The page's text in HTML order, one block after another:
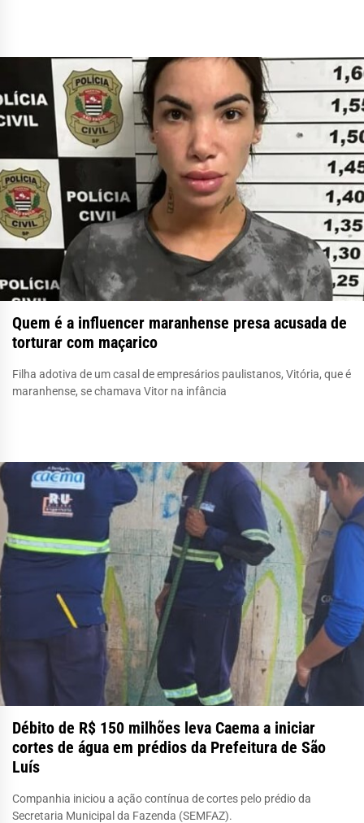
Quem é a influencer maranhense presa acusada de
torturar com maçarico
Filha adotiva de um casal de empresários paulistanos, Vitória, que é
maranhense, se chamava Vitor na infância
Débito de R$ 150 milhões leva Caema a iniciar
cortes de água em prédios da Prefeitura de São
Luís
Companhia iniciou a ação contínua de cortes pelo prédio da
Secretaria Municipal da Fazenda (SEMFAZ).